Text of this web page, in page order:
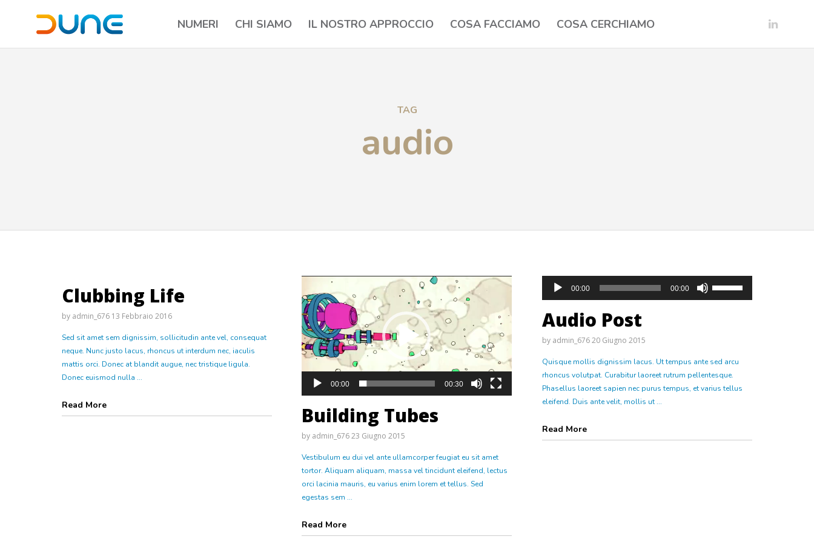
NUMERI CHI SIAMO IL NOSTRO APPROCCIO COSA FACCIAMO COSA CERCHIAMO
TAG
audio
Clubbing Life
by admin_676 13 Febbraio 2016
Sed sit amet sem dignissim, sollicitudin ante vel, consequat
neque. Nunc justo lacus, rhoncus ut interdum nec, iaculis
mattis orci. Donec at blandit augue, nec tristique ligula.
Donec euismod nulla ...
Read More
00:00 00:30
Building Tubes
by admin_67623 Giugno 2015
Vestibulum eu dui vel ante ullamcorper feugiat eu sit amet
tortor. Aliquam aliquam, massa vel tincidunt eleifend, lectus
orci lacinia mauris, eu varius enim lorem et tellus. Sed
egestas sem ...
Read More
00:00 00:00
Audio Post
by admin_67620 Giugno 2015
Quisque mollis dignissim lacus. Ut tempus ante sed arcu
rhoncus volutpat. Curabitur laoreet rutrum pellentesque.
Phasellus laoreet sapien nec purus tempus, et varius tellus
eleifend. Duis ante velit, mollis ut ...
Read More